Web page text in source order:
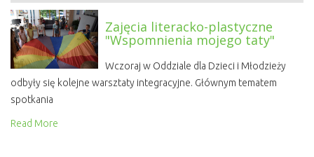
Zajęcia literacko-plastyczne
"Wspomnienia mojego taty"
Wczoraj w Oddziale dla Dzieci i Młodzieży
odbyły się kolejne warsztaty integracyjne. Głównym tematem
spotkania
Read More